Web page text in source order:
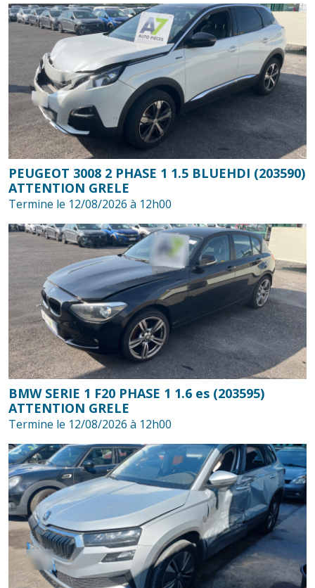
PEUGEOT 3008 2 PHASE 1 1.5 BLUEHDI (203590)
ATTENTION GRELE
Termine le 12/08/2026 à 12h00
BMW SERIE 1 F20 PHASE 1 1.6 es (203595)
ATTENTION GRELE
Termine le 12/08/2026 à 12h00